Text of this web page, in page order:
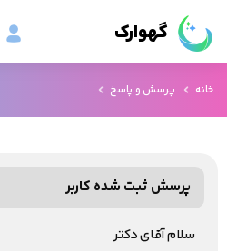
گهوارک
خانه پرسش و پاسخ
پرسش ثبت شده کاربر
سلام آقای دکتر